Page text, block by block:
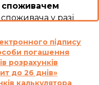
у разі
з договором
уключаючи
зі сплати
процентної
підпису
погашення
розрахунків
до 26 днів»
калькулятора